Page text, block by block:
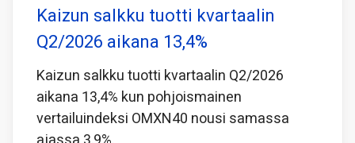
Kaizun salkku tuotti kvartaalin
Q2/2026 aikana 13,4%
Kaizun salkku tuotti kvartaalin Q2/2026
aikana 13,4% kun pohjoismainen
vertailuindeksi OMXN40 nousi samassa